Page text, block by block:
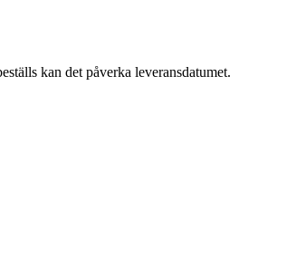
kan det påverka leveransdatumet.